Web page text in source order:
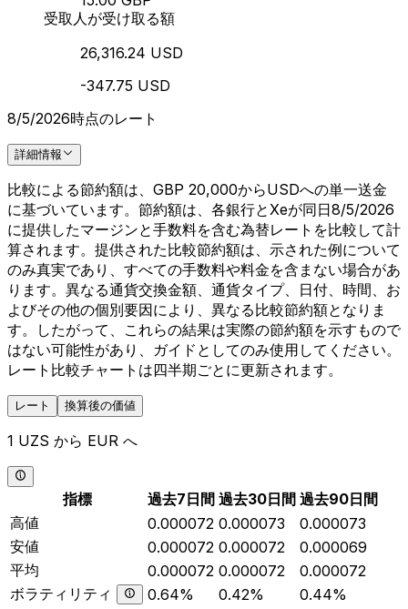
受取人が受け取る額
26,316.24 USD
-347.75 USD
8/5/2026時点のレート
詳細情報
比較による節約額は、GBP 20,000からUSDへの単一送金
に基づいています。節約額は、各銀行とXeが同日8/5/2026
に提供したマージンと手数料を含む為替レートを比較して計
算されます。提供された比較節約額は、示された例について
のみ真実であり、すべての手数料や料金を含まない場合があ
ります。異なる通貨交換金額、通貨タイプ、日付、時間、お
よびその他の個別要因により、異なる比較節約額となりま
す。したがって、これらの結果は実際の節約額を示すもので
はない可能性があり、ガイドとしてのみ使用してください。
レート比較チャートは四半期ごとに更新されます。
レート 換算後の価値
1 UZS から EUR へ
指標 過去7日間 過去30日間 過去90日間
高値
0.000072 0.000073
0.000073
安値
0.000072 0.000072
0.000069
平均
0.000072 0.000072
0.000072
ボラティリティ
0.64% 0.42% 0.44%